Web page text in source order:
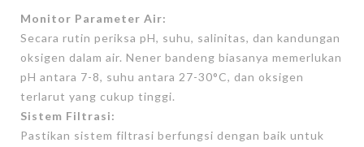
Monitor Parameter Air:
Secara rutin periksa pH, suhu, salinitas, dan kandungan
oksigen dalam air. Nener bandeng biasanya memerlukan
pH antara 7-8, suhu antara 27-30°C, dan oksigen
terlarut yang cukup tinggi.
Sistem Filtrasi:
Pastikan sistem filtrasi berfungsi dengan baik untuk